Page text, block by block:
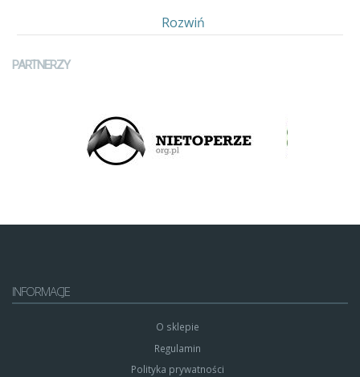
Pokaż
Rozwiń
PARTNERZY
INFORMACJE
O sklepie
Regulamin
Polityka prywatności